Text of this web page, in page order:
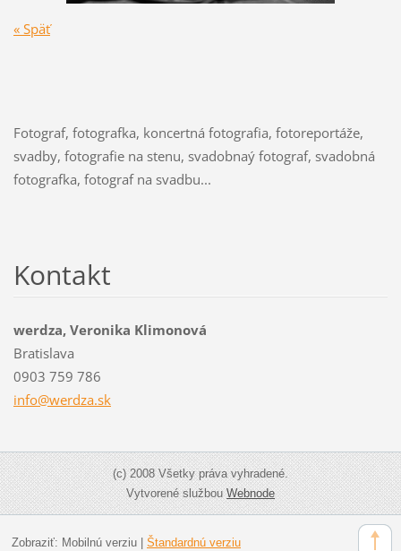
« Späť
Fotograf, fotografka, koncertná fotografia, fotoreportáže,
svadby, fotografie na stenu, svadobnaý fotograf, svadobná
fotografka, fotograf na svadbu...
Kontakt
werdza, Veronika Klimonová
Bratislava
0903 759 786
info@werdza.sk
(c) 2008 Všetky práva vyhradené.
Vytvorené službouWebnode
Zobraziť: Mobilnú verziu| Štandardnú verziu